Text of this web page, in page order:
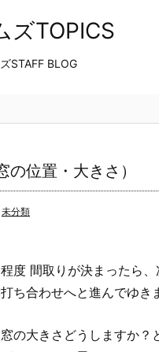
ズTOPICS
STAFF BLOG
の位置・大きさ）
未分類
度 間取りが決まったら
ち合わせへと進んでゆき
の大きさどうしますか？